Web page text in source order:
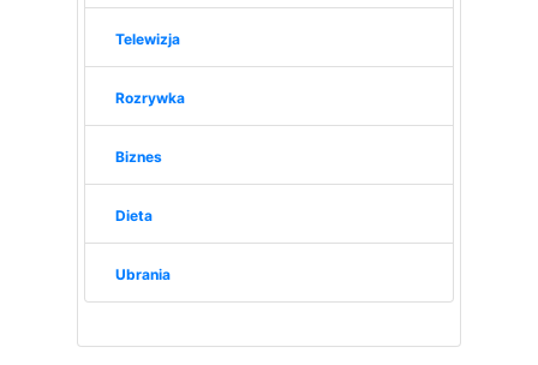
Telewizja
Rozrywka
Biznes
Dieta
Ubrania